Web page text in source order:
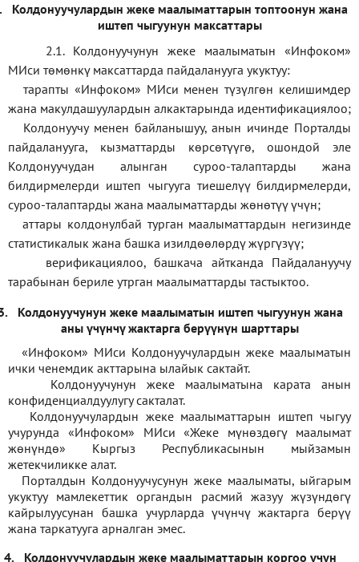
Колдонуучулардын жеке маалыматтарын топтоонун жана
иштеп чыгуунун максаттары
2.1. Колдонуучунун жеке маалыматын «Инфоком»
МИси төмөнкү максаттарда пайдаланууга укуктуу:
тарапты «Инфоком» МИси менен түзүлгөн келишимдер
жана макулдашуулардын алкактарында идентификациялоо;
Колдонуучу менен байланышуу, анын ичинде Порталды
пайдаланууга, кызматтарды көрсөтүүгө, ошондой эле
Колдонуучудан алынган суроо-талаптарды жана
билдирмелерди иштеп чыгууга тиешелүү билдирмелерди,
суроо-талаптарды жана маалыматтарды жөнөтүү үчүн;
аттары колдонулбай турган маалыматтардын негизинде
статистикалык жана башка изилдөөлөрдү жүргүзүү;
верификациялоо,башкача айтканда Пайдалануучу
тарабынан бериле утрган маалыматтарды тастыктоо.
Колдонуучунун жеке маалыматын иштеп чыгуунун жана
аны үчүнчү жактарга берүүнүн шарттары
«Инфоком» МИси Колдонуучулардын жеке маалыматын
ички ченемдик акттарына ылайык сактайт.
Колдонуучунун жеке маалыматына карата анын
конфиденциалдуулугу сакталат.
Колдонуучулардын жеке маалыматтарын иштеп чыгуу
учурунда «Инфоком» МИси«Жеке мүнөздөгү маалымат
жөнүндө» Кыргыз Республикасынын мыйзамын
жетекчиликке алат.
Порталдын Колдонуучусунун жеке маалыматы, ыйгарым
укуктуу мамлекеттик органдын расмий жазуу жүзүндөгү
кайрылуусунан башка учурларда үчүнчү жактарга берүү
жана таркатууга арналган эмес.
4.
Колдонуучулардын жеке маалыматтарын коргоо үчүн